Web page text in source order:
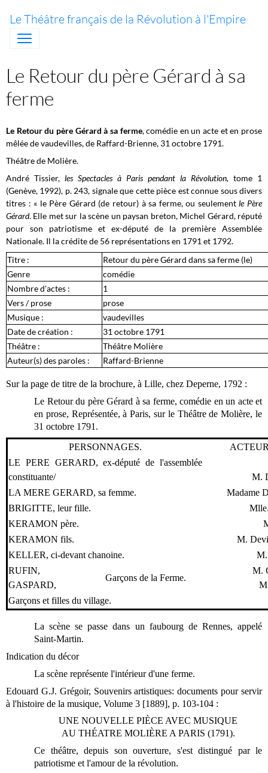
Le Théâtre français de la Révolution à l'Empire
Le Retour du père Gérard à sa
ferme
Le Retour du père Gérard à sa ferme, comédie en un acte et en prose
mêlée de vaudevilles, de Raffard-Brienne, 31 octobre 1791.
Théâtre de Molière.
André Tissier, les Spectacles à Paris pendant la Révolution, tome 1
(Genève, 1992), p. 243, signale que cette pièce est connue sous divers
titres : « le Père Gérard (de retour) à sa ferme, ou seulementle Père
Gérard. Elle met sur la scène un paysan breton, Michel Gérard, réputé
pour son patriotisme et ex-député de la première Assemblée
Nationale. Il la crédite de 56 représentations en 1791 et 1792.
Titre :
Retour du père Gérard dans sa ferme (le)
Genre
comédie
Nombre d'actes :
1
Vers / prose
prose
Musique :
vaudevilles
Date de création :
31 octobre 1791
Théâtre :
Théâtre Molière
Auteur(s) des paroles :
Raffard-Brienne
Sur la page de titre de la brochure, à Lille, chez Deperne, 1792 :
Le Retour du père Gérard à sa ferme, comédie en un acte et
en prose, Représentée, à Paris, sur le Théâtre de Molière, le
31 octobre 1791.
PERSONNAGES.
LE PERE GERARD, ex-député de l'assemblée
constituante/
M.
LA MERE GERARD, sa femme.
Madame
BRIGITTE, leur fille.
KERAMON père.
KERAMON fils.
M.
KELLER, ci-devant chanoine.
RUFIN,
GASPARD,
Garçons de la Ferme.
M.
Garçons et filles du village.
La scène se passe dans un faubourg de Rennes, appelé
Saint-Martin.
Indication du décor
La scène représente l'intérieur d'une ferme.
Edouard G.J. Grégoir, Souvenirs artistiques: documents pour servir
à l'histoire de la musique, Volume 3 [1889], p. 103-104 :
UNE NOUVELLE PIÈCE AVEC MUSIQUE
AU THÉATRE MOLIÈRE A PARIS (1791).
Ce théâtre, depuis son ouverture, s'est distingué par le
patriotisme et l'amour de la révolution.